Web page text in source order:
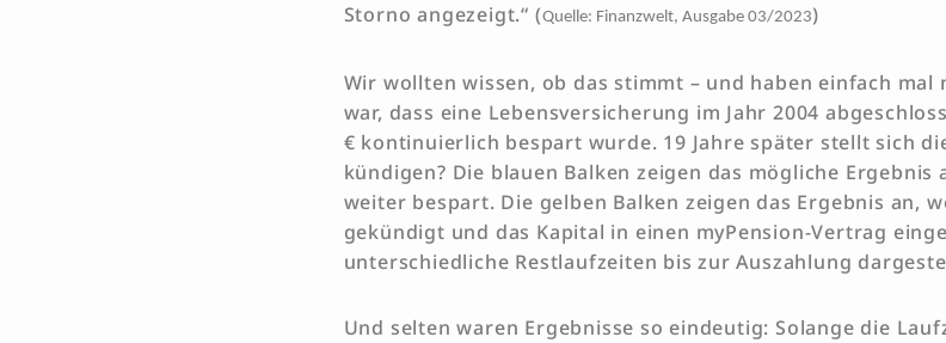
Storno angezeigt.“ (Quelle: Finanzwelt, Ausgabe 03/2023)
Wir wollten wissen, ob das stimmt – und haben einfach mal
war, dass eine Lebensversicherung im Jahr 2004
€ kontinuierlich bespart wurde. 19 Jahre später stellt sich
kündigen? Die blauen Balken zeigen das mögliche Ergebnis
weiter bespart. Die gelben Balken zeigen das Ergebnis an,
gekündigt und das Kapital in einen myPension-Vertrag
unterschiedliche Restlaufzeiten bis zur Auszahlung
Und selten waren Ergebnisse so eindeutig: Solange die